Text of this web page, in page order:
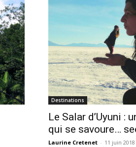
Destinations
Le Salar d’Uyuni :
qui se savoure…
Laurine Cretenet - 11 juin 2018